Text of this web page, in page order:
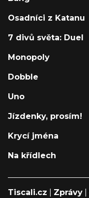
Osadníci z Katanu
7 divů světa: Duel
Monopoly
Dobble
Uno
Jízdenky, prosím!
Krycí jména
Na křídlech
Tiscali.cz Zprávy